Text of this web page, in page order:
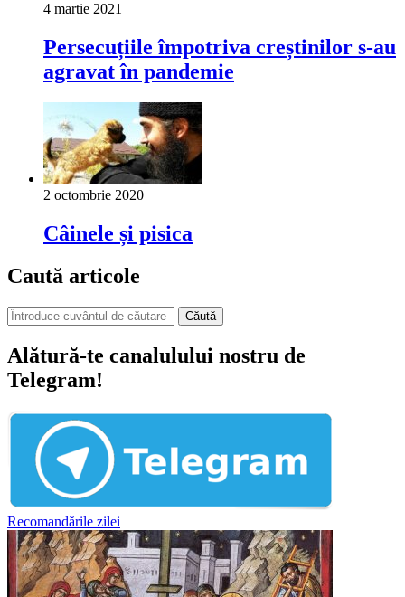
4 martie 2021
Persecuțiile împotriva creștinilor s-au
agravat în pandemie
2 octombrie 2020
Câinele și pisica
Caută articole
Căută
Alătură-te canalulului nostru de
Telegram!
Recomandările zilei